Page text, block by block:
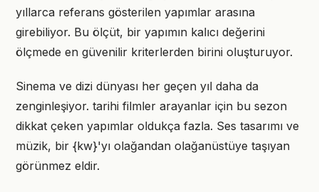
yıllarca referans gösterilen yapımlar arasına
girebiliyor. Bu ölçüt, bir yapımın kalıcı değerini
ölçmede en güvenilir kriterlerden birini oluşturuyor.
Sinema ve dizi dünyası her geçen yıl daha da
zenginleşiyor. tarihi filmler arayanlar için bu sezon
dikkat çeken yapımlar oldukça fazla. Ses tasarımı ve
müzik, bir {kw}'yı olağandan olağanüstüye taşıyan
görünmez eldir.